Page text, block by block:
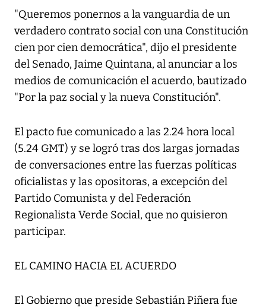
"Queremos ponernos a la vanguardia de un
verdadero contrato social con una Constitución
cien por cien democrática", dijo el presidente
del Senado, Jaime Quintana, al anunciar a los
medios de comunicación el acuerdo, bautizado
"Por la paz social y la nueva Constitución".
El pacto fue comunicado a las 2.24 hora local
(5.24 GMT) y se logró tras dos largas jornadas
de conversaciones entre las fuerzas políticas
oficialistas y las opositoras, a excepción del
Partido Comunista y del Federación
Regionalista Verde Social, que no quisieron
participar.
EL CAMINO HACIA EL ACUERDO
El Gobierno que preside Sebastián Piñera fue